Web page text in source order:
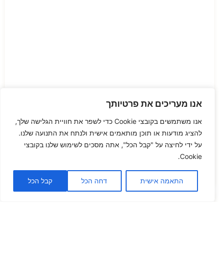
אנו מעריכים את פרטיותך
אנו משתמשים בקובצי Cookie כדי לשפר את חוויית הגלישה שלך,
להציג מודעות או תוכן מותאמים אישית ולנתח את התנועה שלנו.
על ידי לחיצה על "קבל הכל", אתה מסכים לשימוש שלנו בקובצי
Cookie.
התאמה אישית דחה הכל קבל הכל
עיצוב פנים מודרני: זירת הקרב על תשומת הלב של
הלקוחות
בעולם התחרותי של היום, עיצוב חנות בעל סגנון עיצוב
מודרני נכון הוא לא רק עניין
לכתבה המלאה